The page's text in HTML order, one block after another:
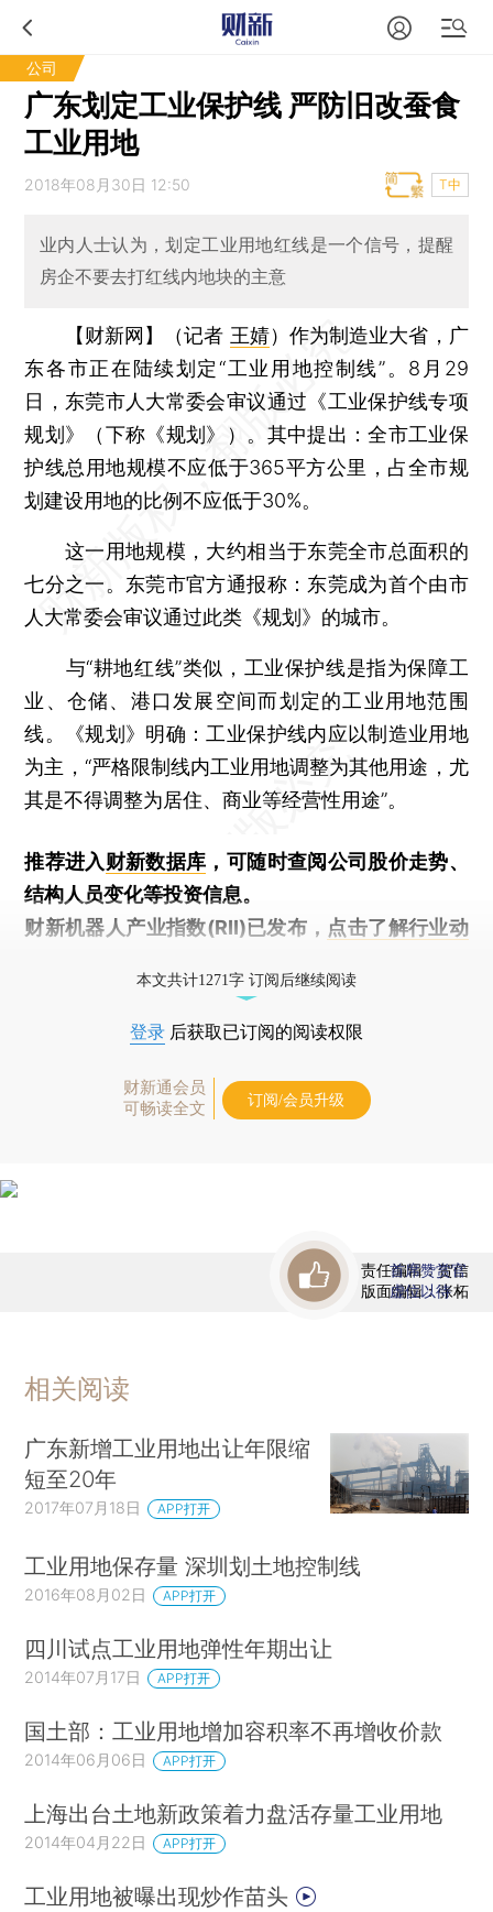
公司
广东划定工业保护线 严防旧改蚕食
工业用地
2018年08月30日 12:50 T中
业内人士认为，划定工业用地红线是一个信号，提醒
房企不要去打红线内地块的主意
【财新网】（记者 王婧） 作为制造业大省，广
东各市正在陆续划定“工业用地控制线”。8月29
日，东莞市人大常委会审议通过《工业保护线专项
规划》（下称《规划》）。其中提出：全市工业保
护线总用地规模不应低于365平方公里，占全市规
划建设用地的比例不应低于30%。
这一用地规模，大约相当于东莞全市总面积的
七分之一。东莞市官方通报称：东莞成为首个由市
人大常委会审议通过此类《规划》的城市。
与“耕地红线”类似，工业保护线是指为保障工
业、仓储、港口发展空间而划定的工业用地范围
线。《规划》明确：工业保护线内应以制造业用地
为主，“严格限制线内工业用地调整为其他用途，尤
其是不得调整为居住、商业等经营性用途”。
推荐进入财新数据库 ，可随时查阅公司股价走势、
结构人员变化等投资信息。
财新机器人产业指数(RII)已发布， 点击了解行业动
本文共计1271字 订阅后继续阅读
登录 后获取已订阅的阅读权限
财新通会员
可畅读全文
订阅/会员升级
责任编辑：贺信
版面编辑：张柘
首席赞赏官
虚位以待
相关阅读
广东新增工业用地出让年限缩
短至20年
2017年07月18日 APP打开
工业用地保存量 深圳划土地控制线
2016年08月02日 APP打开
四川试点工业用地弹性年期出让
2014年07月17日 APP打开
国土部：工业用地增加容积率不再增收价款
2014年06月06日 APP打开
上海出台土地新政策着力盘活存量工业用地
2014年04月22日 APP打开
工业用地被曝出现炒作苗头